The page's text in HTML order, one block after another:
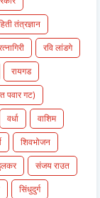
तंत्रज्ञान
रवि लांडगे
रायगड
पवार गट)
वर्धा
वाशिम
शिवभोजन
संजय राउत
सिंधुदुर्ग